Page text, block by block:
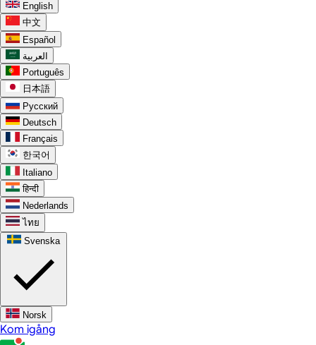
English
中文
Español
العربية
Português
日本語
Русский
Deutsch
Français
한국어
Italiano
हिन्दी
Nederlands
ไทย
Svenska
Norsk
Kom igång